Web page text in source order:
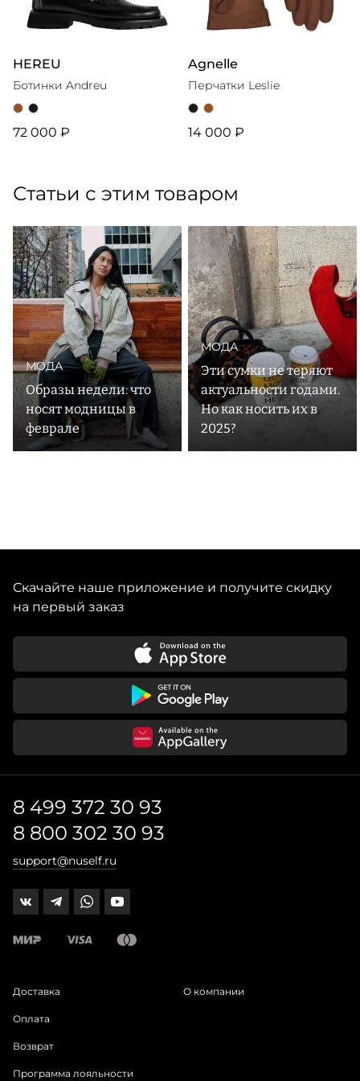
HEREU
Ботинки Andreu
72 000 ₽
Agnelle
Перчатки Leslie
14 000 ₽
Статьи с этим товаром
МОДА
Образы недели: что
носят модницы в
феврале
МОДА
Эти сумки не теряют
актуальности годами.
Но как носить их в
2025?
Скачайте наше приложение и получите скидку
на первый заказ
8 499 372 30 93
8 800 302 30 93
support@nuself.ru
Доставка
Оплата
Возврат
Программа лояльности
О компании